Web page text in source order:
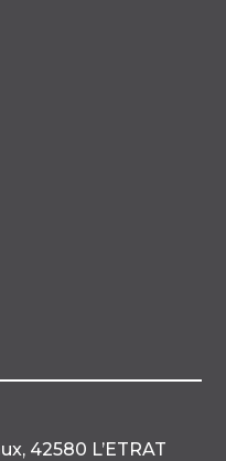
42580 L’ETRAT